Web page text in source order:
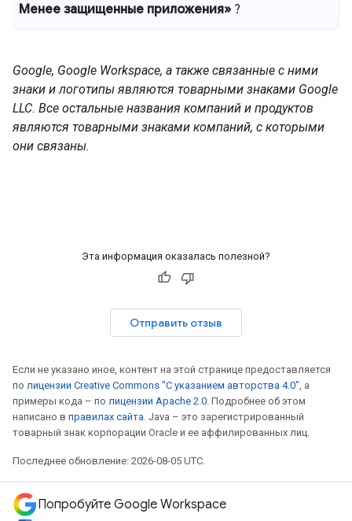
Менее защищенные приложения» ?
Google, Google Workspace, а также связанные с ними
знаки и логотипы являются товарными знаками Google
LLC. Все остальные названия компаний и продуктов
являются товарными знаками компаний, с которыми
они связаны.
Эта информация оказалась полезной?
Отправить отзыв
Если не указано иное, контент на этой странице предоставляется
по лицензии Creative Commons "С указанием авторства 4.0" , а
примеры кода – по лицензии Apache 2.0 . Подробнее об этом
написано в правилах сайта . Java – это зарегистрированный
товарный знак корпорации Oracle и ее аффилированных лиц.
Последнее обновление: 2026-08-05 UTC.
Попробуйте Google Workspace